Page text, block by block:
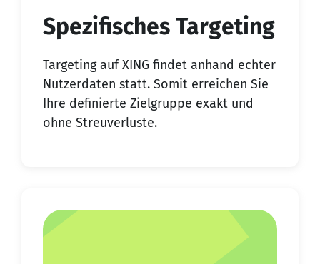
Spezifisches Targeting
Targeting auf XING findet anhand echter
Nutzerdaten statt. Somit erreichen Sie
Ihre definierte Zielgruppe exakt und
ohne Streuverluste.